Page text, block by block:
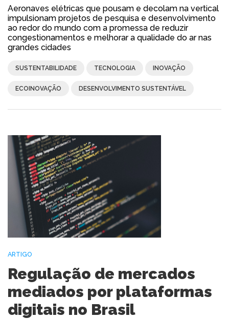
Aeronaves elétricas que pousam e decolam na vertical
impulsionam projetos de pesquisa e desenvolvimento
ao redor do mundo com a promessa de reduzir
congestionamentos e melhorar a qualidade do ar nas
grandes cidades
SUSTENTABILIDADE TECNOLOGIA INOVAÇÃO
ECOINOVAÇÃO DESENVOLVIMENTO SUSTENTÁVEL
ARTIGO
Regulação de mercados
mediados por plataformas
digitais no Brasil